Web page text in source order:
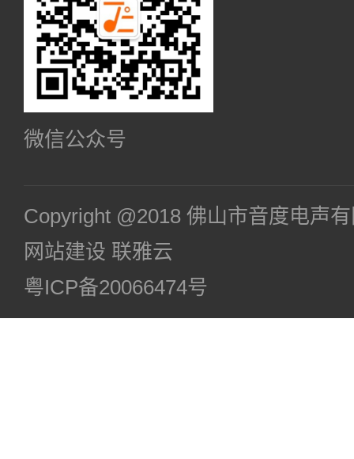
微信公众号
Copyright @2018 佛山市音度电声
网站建设 联雅云
粤ICP备20066474号